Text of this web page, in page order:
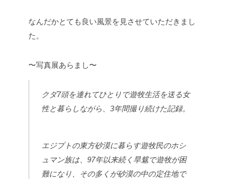
なんだかとても良い風景を見させていただきまし
た。
〜写真展あらまし〜
クダ7頭を連れてひとりで遊牧生活を送る女
性と暮らしながら、3年間撮り続けた記録。
エジプトの東方砂漠に暮らす遊牧民のホシ
ュマン族は、97年以来続く旱魃で遊牧が困
難になり、その多くが砂漠の中の定住地で